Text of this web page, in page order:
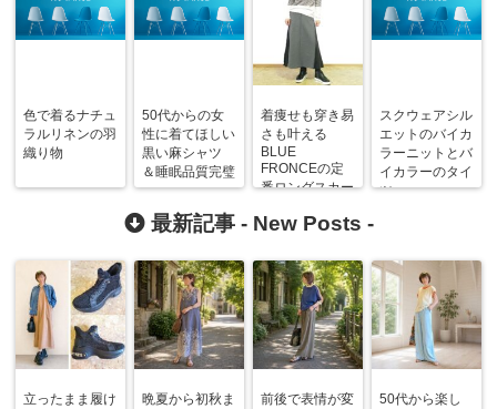
色で着るナチュ
ラルリネンの羽
織り物
50代からの女
性に着てほしい
黒い麻シャツ
＆睡眠品質完璧
着痩せも穿き易
さも叶える
BLUE
FRONCEの定
番ロングスカー
スクウェアシル
エットのバイカ
ラーニットとバ
イカラーのタイ
ツ
最新記事 - New Posts -
立ったまま履け
晩夏から初秋ま
前後で表情が変
50代から楽し